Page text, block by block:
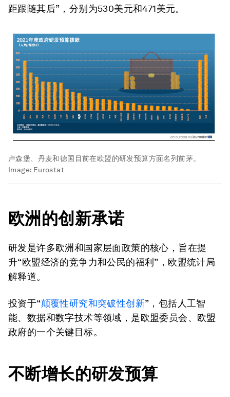
距跟随其后”，分别为530美元和471美元。
卢森堡、丹麦和德国目前在欧盟的研发预算方面名列前茅。
Image: Eurostat
欧洲的创新承诺
研发是许多欧洲和国家层面政策的核心，旨在提
升“欧盟经济的竞争力和公民的福利”，欧盟统计局
解释道。
投资于“颠覆性研究和突破性创新”，包括人工智
能、数据和数字技术等领域，是欧盟委员会、欧盟
政府的一个关键目标。
不断增长的研发预算